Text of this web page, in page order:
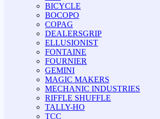
BICYCLE
BOCOPO
COPAG
DEALERSGRIP
ELLUSIONIST
FONTAINE
FOURNIER
GEMINI
MAGIC MAKERS
MECHANIC INDUSTRIES
RIFFLE SHUFFLE
TALLY-HO
TCC